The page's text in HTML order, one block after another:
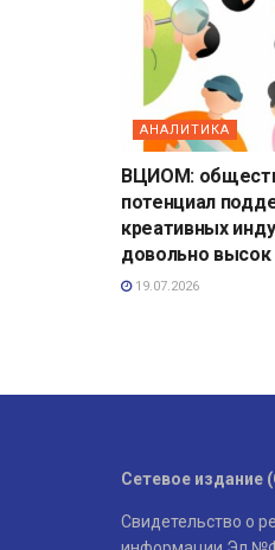
АНАЛИТИКА
ВЦИОМ:
потенциал
креативных
довольно высок
19.07.2026
Сетевое издание
Свидетельство о